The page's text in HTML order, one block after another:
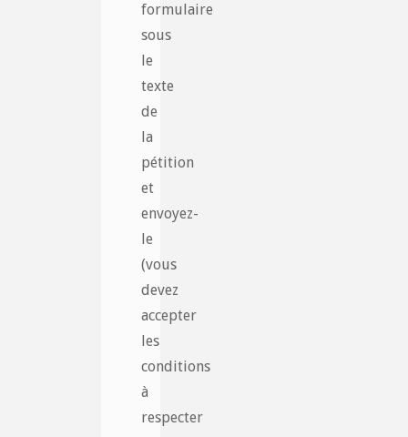
formulaire
sous
le
texte
de
la
pétition
et
envoyez-
le
(vous
devez
accepter
les
conditions
à
respecter